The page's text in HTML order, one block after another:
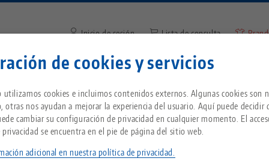
de cookies y servicios
utilizamos cookies e incluimos contenidos externos. Algunas cookies son
nos ayudan a mejorar la experiencia del usuario. Aquí puede decidir
cambiar su configuración de privacidad en cualquier momento. El
se encuentra en el pie de página del sitio web.
adicional en nuestra política de privacidad.
página de EE.UU. para ver el contenido
país.
usa.com
Todo de una sola fuente
Breadcrumb
Empresa
Acerca de LANG
Servicio
Descargas
Noticias
Blog
Inicio de sesión Lista de consulta
Introduzca el término de
77, Conjunto husillo + pieza central